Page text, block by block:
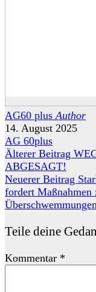
AG60 plus Author
14. August 2025
AG 60plus
Älterer Beitrag
ABGESAGT!
Neuerer Beitrag
fordert Maßnahmen
Überschwemmungen
Teile deine
Kommentar *